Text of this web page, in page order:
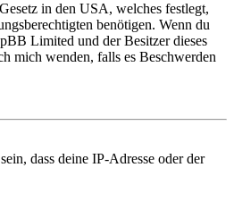
in den USA, welches festlegt,
benötigen. Wenn du
Limited und der Besitzer dieses
mich wenden, falls es Beschwerden
dass deine IP-Adresse oder der